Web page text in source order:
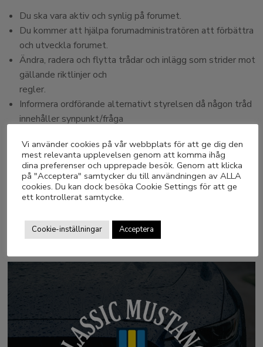
Du ska vara aktiv och synlig på forumet.
Du kommer att hjälpa forumadministratören att förbättra
och utveckla forumet.
Ändra, radera och flytta trådar och inlägg som strider mot
gällande riktlinjer och
regler.
Informera ordförande alternativt styrelsen då någon tråd
innehåller synpunkt/fråga
Befogenheter
Varna användare som bryter mot gällande regler.
Är du intresserad? Skicka ett mail
webmaster@mustangclubsweden.org
Vi använder cookies på vår webbplats för att ge dig den
mest relevanta upplevelsen genom att komma ihåg
dina preferenser och upprepade besök. Genom att klicka
på "Acceptera" samtycker du till användningen av ALLA
cookies. Du kan dock besöka Cookie Settings för att ge
ett kontrollerat samtycke.
Cookie-inställningar Acceptera